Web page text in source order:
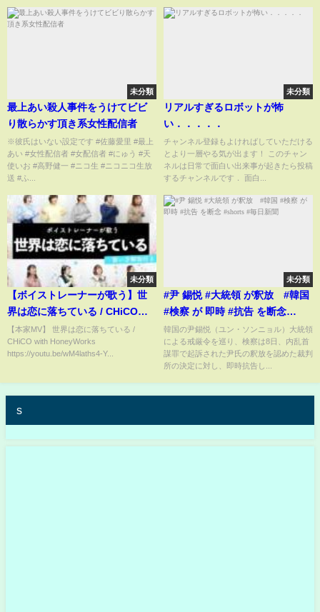
未分類
最上あい殺人事件をうけてビビ
り散らかす頂き系女性配信者
※彼氏はいない設定です #佐藤愛里 #最上
あい #女性配信者 #女配信者 #にゅう #天
使いお #高野健一 #ニコ生 #ニコニコ生放
送 #ふ...
未分類
リアルすぎるロボットが怖
い．．．．．
チャンネル登録もよければしていただける
とより一層やる気が出ます！ このチャン
ネルは日常で面白い出来事が起きたら投稿
するチャンネルです． 面白...
未分類
【ボイストレーナーが歌う】世
界は恋に落ちている / CHiCO
with HoneyWorks【歌い方解説
付き by シアーミュージック】
【本家MV】 世界は恋に落ちている /
CHiCO with HoneyWorks
https://youtu.be/wM4laths4-Y...
未分類
#尹 錫悦 #大統領 が釈放 #韓国
#検察 が 即時 #抗告 を断念
#shorts #毎日新聞
韓国の尹錫悦（ユン・ソンニョル）大統領
による戒厳令を巡り、検察は8日、内乱首
謀罪で起訴された尹氏の釈放を認めた裁判
所の決定に対し、即時抗告し...
s